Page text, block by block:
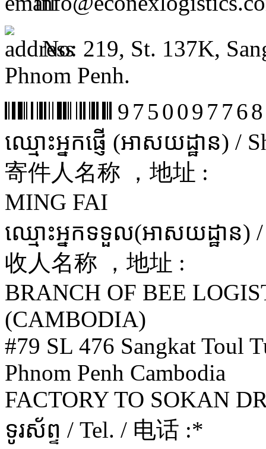
No: 219, St. 137K,
Phnom Penh.
9750097768
ឈ្មោះអ្នកផ្ញើ (អាសយដ្ឋាន) /
寄件人名称 ，地址 :
MING FAI
ឈ្មោះអ្នកទទួល(អាសយដ្ឋាន) /
收人名称 ，地址 :
BRANCH OF BEE
(CAMBODIA)
#79 SL 476 Sangkat Toul
Phnom Penh Cambodia
FACTORY TO SOKAN
ទូរស័ព្ទ / Tel. / 电话 :*